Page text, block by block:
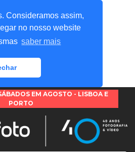
Consideramos assim,
no nosso website
saber mais
EM AGOSTO - LISBOA E
PORTO